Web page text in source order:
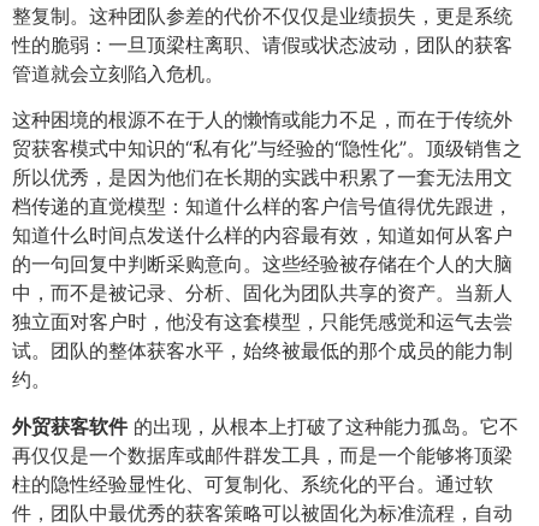
整复制。这种团队参差的代价不仅仅是业绩损失，更是系统
性的脆弱：一旦顶梁柱离职、请假或状态波动，团队的获客
管道就会立刻陷入危机。
这种困境的根源不在于人的懒惰或能力不足，而在于传统外
贸获客模式中知识的“私有化”与经验的“隐性化”。顶级销售之
所以优秀，是因为他们在长期的实践中积累了一套无法用文
档传递的直觉模型：知道什么样的客户信号值得优先跟进，
知道什么时间点发送什么样的内容最有效，知道如何从客户
的一句回复中判断采购意向。这些经验被存储在个人的大脑
中，而不是被记录、分析、固化为团队共享的资产。当新人
独立面对客户时，他没有这套模型，只能凭感觉和运气去尝
试。团队的整体获客水平，始终被最低的那个成员的能力制
约。
外贸获客软件的出现，从根本上打破了这种能力孤岛。它不
再仅仅是一个数据库或邮件群发工具，而是一个能够将顶梁
柱的隐性经验显性化、可复制化、系统化的平台。通过软
件，团队中最优秀的获客策略可以被固化为标准流程，自动